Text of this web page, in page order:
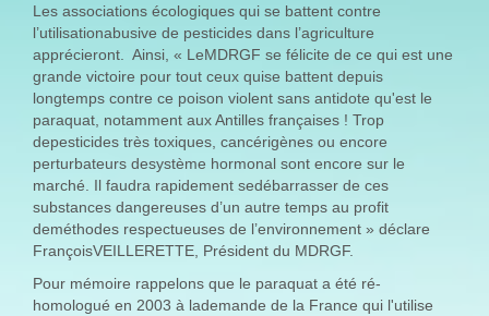
Les associations écologiques qui se battent contre
l’utilisationabusive de pesticides dans l’agriculture
apprécieront. Ainsi, « LeMDRGF se félicite de ce qui est une
grande victoire pour tout ceux quise battent depuis
longtemps contre ce poison violent sans antidote qu'est le
paraquat, notamment aux Antilles françaises ! Trop
depesticides très toxiques, cancérigènes ou encore
perturbateurs desystème hormonal sont encore sur le
marché. Il faudra rapidement sedébarrasser de ces
substances dangereuses d’un autre temps au profit
deméthodes respectueuses de l’environnement » déclare
FrançoisVEILLERETTE, Président du MDRGF.
Pour mémoire rappelons que le paraquat a été ré-
homologué en 2003 à lademande de la France qui l'utilise